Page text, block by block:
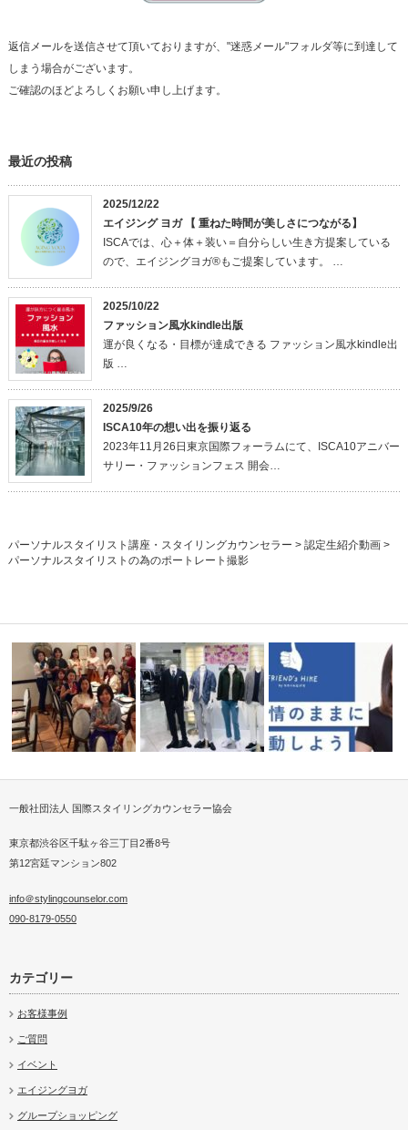
返信メールを送信させて頂いておりますが、"迷惑メール"フォルダ等に到達して
しまう場合がございます。
ご確認のほどよろしくお願い申し上げます。
最近の投稿
2025/12/22
エイジング ヨガ 【 重ねた時間が美しさにつながる】
ISCAでは、心＋体＋装い＝自分らしい生き方提案している
ので、エイジングヨガ®もご提案しています。 …
2025/10/22
ファッション風水kindle出版
運が良くなる・目標が達成できる ファッション風水kindle出
版 …
2025/9/26
ISCA10年の想い出を振り返る
2023年11月26日東京国際フォーラムにて、ISCA10アニバー
サリー・ファッションフェス 開会…
パーソナルスタイリスト講座・スタイリングカウンセラー > 認定生紹介動画>
パーソナルスタイリストの為のポートレート撮影
in神戸
ファッション…
一般社団法人 国際スタイリングカウンセラー協会
東京都渋谷区千駄ヶ谷三丁目2番8号
第12宮廷マンション802
info＠stylingcounselor.com
090-8179-0550
カテゴリー
お客様事例
ご質問
イベント
エイジングヨガ
グループショッピング